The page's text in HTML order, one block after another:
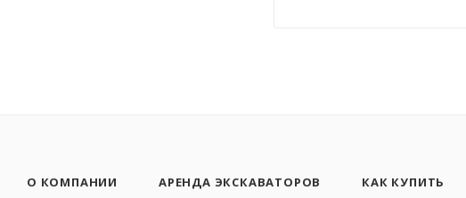
О КОМПАНИИ АРЕНДА ЭКСКАВАТОРОВ
КАК КУПИТЬ